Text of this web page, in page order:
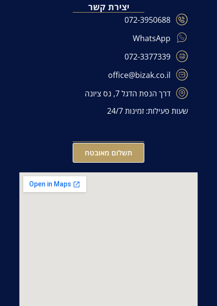
יצירת קשר
072-3950688
WhatsApp
072-3377339
office@bizak.co.il
דרך הנפת הדגל 7, נס ציונה
שעות פעילות: זמינות 24/7
תשלום מאובטח